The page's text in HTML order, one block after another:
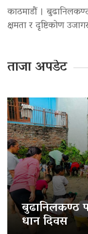
काठमाडौं ।
क्षमता र दृष्टिकोण
ताजा अपडेट
बुढानिलकण्ठ
धान दिवस